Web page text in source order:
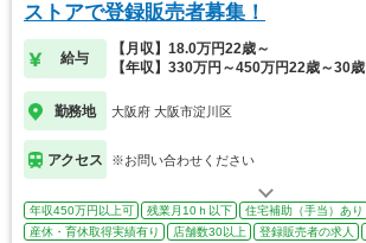
ストアで登録販売者募集！
給与
【月収】18.0万円22歳～
【年収】330万円～450万円22歳～30歳
勤務地 大阪府 大阪市淀川区
アクセス ※お問い合わせください
年収450万円以上可 残業月10ｈ以下
住宅補助（手当）あり
産休・育休取得実績有り
店舗数30以上 登録販売者の求人